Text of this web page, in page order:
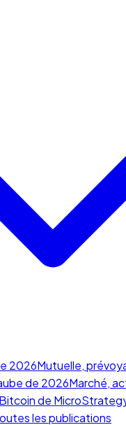
2026Mutuelle,
de 2026Marché,
de
les publications